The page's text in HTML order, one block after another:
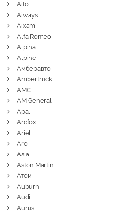
Aito
Aiways
Aixam
Alfa Romeo
Alpina
Alpine
Амберавто
Ambertruck
AMC
AM General
Apal
Arcfox
Ariel
Aro
Asia
Aston Martin
Атом
Auburn
Audi
Aurus